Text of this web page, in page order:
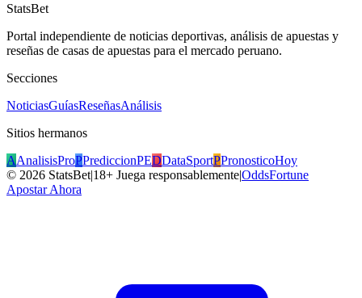
StatsBet
Portal independiente de noticias deportivas, análisis de apuestas y
reseñas de casas de apuestas para el mercado peruano.
Secciones
NoticiasGuíasReseñasAnálisis
Sitios hermanos
AAnalisisProPPrediccionPEDDataSportPPronosticoHoy
© 2026 StatsBet|18+ Juega responsablemente|OddsFortune
Apostar Ahora